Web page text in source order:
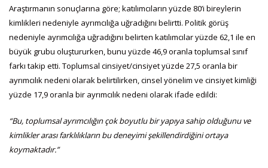
Araştırmanın sonuçlarına göre; katılımcıların yüzde 80’i bireylerin
kimlikleri nedeniyle ayrımcılığa uğradığını belirtti. Politik görüş
nedeniyle ayrımcılığa uğradığını belirten katılımcılar yüzde 62,1 ile en
büyük grubu oluştururken, bunu yüzde 46,9 oranla toplumsal sınıf
farkı takip etti. Toplumsal cinsiyet/cinsiyet yüzde 27,5 oranla bir
ayrımcılık nedeni olarak belirtilirken, cinsel yönelim ve cinsiyet kimliği
yüzde 17,9 oranla bir ayrımcılık nedeni olarak ifade edildi:
“Bu, toplumsal ayrımcılığın çok boyutlu bir yapıya sahip olduğunu ve
kimlikler arası farklılıkların bu deneyimi şekillendirdiğini ortaya
koymaktadır.”